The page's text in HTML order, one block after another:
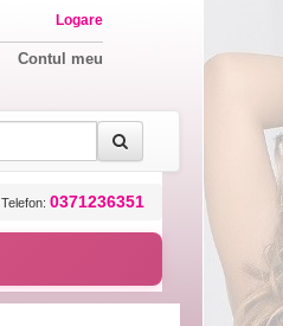
Logare
Contul meu
Telefon: 0371236351